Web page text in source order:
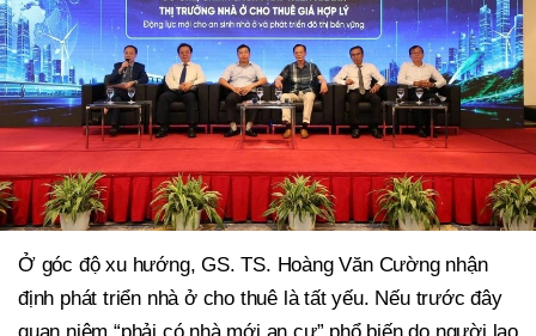
Ở góc độ xu hướng, GS. TS. Hoàng Văn Cường nhận
định phát triển nhà ở cho thuê là tất yếu. Nếu trước đây